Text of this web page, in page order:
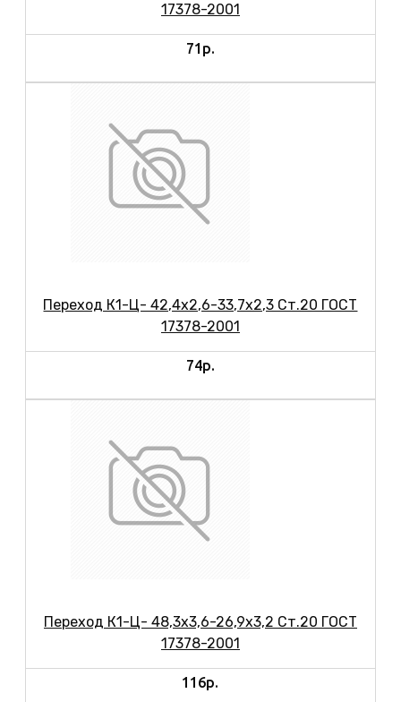
17378-2001
71р.
Переход К1-Ц- 42,4х2,6-33,7х2,3 Ст.20 ГОСТ
17378-2001
74р.
Переход К1-Ц- 48,3х3,6-26,9х3,2 Ст.20 ГОСТ
17378-2001
116р.